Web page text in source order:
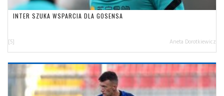
INTER SZUKA WSPARCIA DLA GOSENSA
[5] Aneta Dorotkiewicz